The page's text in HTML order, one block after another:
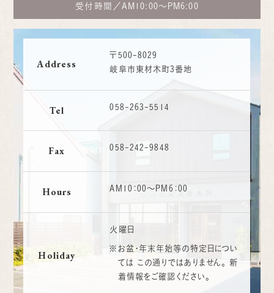
受付時間／ AM10:00～PM6:00
Address
〒500-8029
岐阜市東材木町3番地
Tel 058-263-5514
Fax 058-242-9848
Hours AM10：00〜PM6：00
Holiday
火曜日
※お盆・年末年始等の特定日につい
ては この通りではありません。
新
着情報をご確認ください。